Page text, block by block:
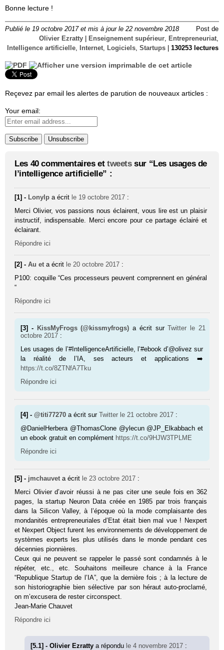
Bonne lecture !
Publié le 19 octobre 2017 et mis à jour le 22 novembre 2018
Post de
Olivier Ezratty
Enseignement supérieur, Entrepreneuriat,
Intelligence artificielle, Internet, Logiciels, Startups 130253 lectures
Reçevez par email les alertes de parution de nouveaux articles :
Your email:
Les 40 commentaires et tweetssur “Les usages de
l’intelligence artificielle” :
[1] - Lonylp a écrit le 19 octobre 2017 :
Merci Olivier, vos passions nous éclairent, vous lire est un plaisir
instructif, indispensable. Merci encore pour ce partage éclairé et
éclairant.
Répondre ici
[2] -Au et a écrit le 20 octobre 2017 :
P100: coquille “Ces processeurs peuvent comprennent en général
“
Répondre ici
[3] - KissMyFrogs (@kissmyfrogs) a écrit surTwitter le 21
octobre 2017 :
Les usages de l’#IntelligenceArtificielle, l’#ebook d’@olivez sur
la réalité de l’IA, ses acteurs et applications ➡️
https://t.co/8ZTNfA7Tku
Répondre ici
[4] -@titi77270 a écrit surTwitter le 21 octobre 2017 :
@DanielHerbera @ThomasClone @ylecun @JP_Elkabbach et
un ebook gratuit en complément https://t.co/9HJW3TPLME
Répondre ici
[5] - jmchauvet a écrit le 23 octobre 2017 :
Merci Olivier d’avoir réussi à ne pas citer une seule fois en 362
pages, la startup Neuron Data créée en 1985 par trois français
dans la Silicon Valley, à l’époque où la mode complaisante des
mondanités entrepreneuriales d’Etat était bien mal vue ! Nexpert
et Nexpert Object furent les environnements de développement de
systèmes experts les plus utilisés dans le monde pendant ces
décennies pionnières.
Ceux qui ne peuvent se rappeler le passé sont condamnés à le
répéter, etc., etc. Souhaitons meilleure chance à la France
“Republique Startup de l’IA”, que la dernière fois ; à la lecture de
son historiographie bien sélective par son héraut auto-proclamé,
on m’excusera de rester circonspect.
Jean-Marie Chauvet
Répondre ici
[5.1] - Olivier Ezrattya répondu le 4 novembre 2017 :